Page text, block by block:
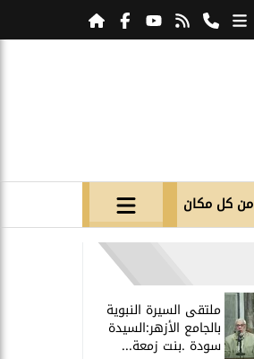
من كل مكان
ملتقى السيرة النبوية
بالجامع الأزهر:السيدة
سودة .بنت زمعة...